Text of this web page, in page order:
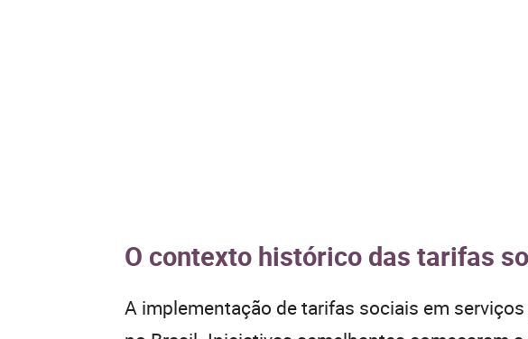
O contexto histórico das tarifas
A implementação de tarifas sociais em